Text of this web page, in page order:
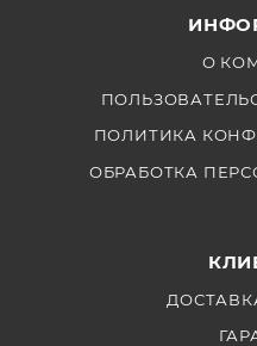
О
ПОЛИТИКА
ОБРАБОТКА